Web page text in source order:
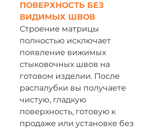
ПОВЕРХНОСТЬ БЕЗ
ВИДИМЫХ ШВОВ
Строение матрицы
полностью исключает
появление вижимых
стыковочных швов на
готовом изделии. После
распалубки вы получаете
чистую, гладкую
поверхность, готовую к
продаже или установке без